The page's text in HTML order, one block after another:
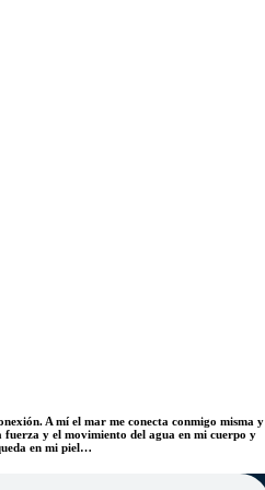
A mí el mar me conecta conmigo misma y
fuerza y el movimiento del agua en mi cuerpo y
en mi piel…